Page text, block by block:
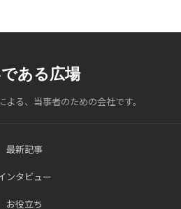
ある広場
る、当事者のための会社です。
最新記事
ンタビュー
お役立ち